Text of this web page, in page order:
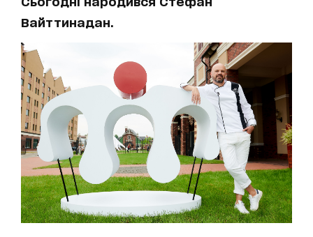
Вайттинадан.